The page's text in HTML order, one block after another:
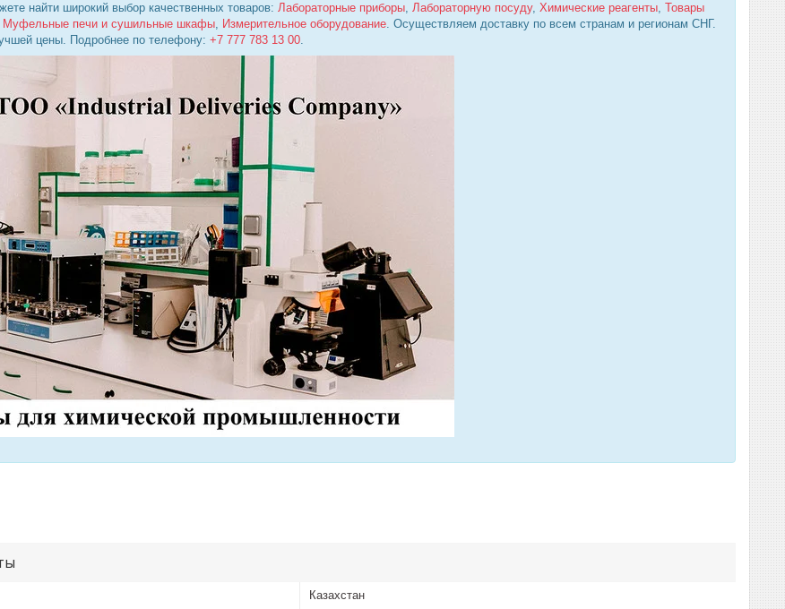
найти широкий выбор качественных товаров: Лабораторные приборы, Лабораторную посуду, Химические реагенты, Товары
Муфельные печи и сушильные шкафы, Измерительное оборудование. Осуществляем доставку по всем странам и регионам СНГ.
цены. Подробнее по телефону: +7 777 783 13 00.
Казахстан